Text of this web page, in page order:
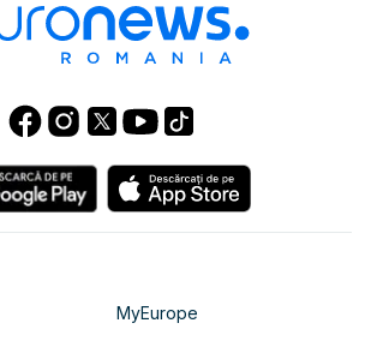
MyEurope